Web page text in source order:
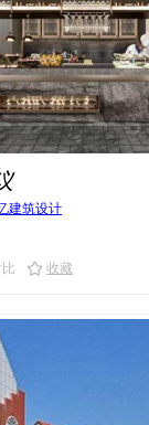
建筑设计
收藏